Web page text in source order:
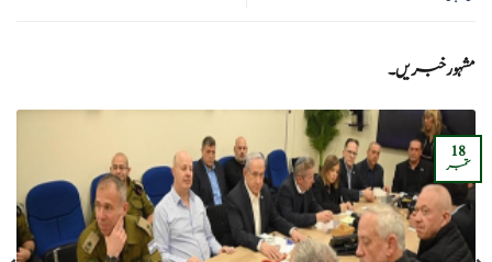
مشہور خبریں۔
18
ستمبر